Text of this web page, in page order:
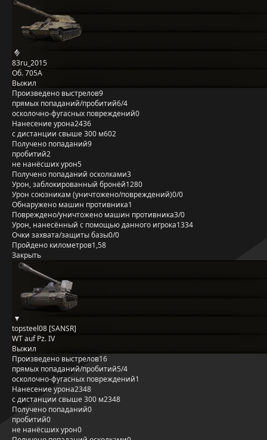
83ru_2015
Об. 705А
Выжил
Произведено выстрелов9
прямых попаданий/пробитий6/4
осколочно-фугасных повреждений0
Нанесение урона2436
с дистанции свыше 300 м602
Получено попаданий9
пробитий2
не нанёсших урон5
Получено попаданий осколками3
Урон, заблокированный бронёй1280
Урон союзникам (уничтожено/повреждений)0/0
Обнаружено машин противника1
Повреждено/уничтожено машин противника3/0
Урон, нанесённый с помощью данного игрока1334
Очки захвата/защиты базы0/0
Пройдено километров1,58
Закрыть
topsteel08 [SANSR]
WT auf Pz. IV
Выжил
Произведено выстрелов16
прямых попаданий/пробитий5/4
осколочно-фугасных повреждений1
Нанесение урона2348
с дистанции свыше 300 м2348
Получено попаданий0
пробитий0
не нанёсших урон0